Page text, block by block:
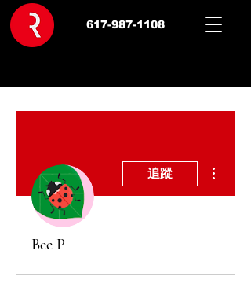
617-987-1108
追蹤
Bee P